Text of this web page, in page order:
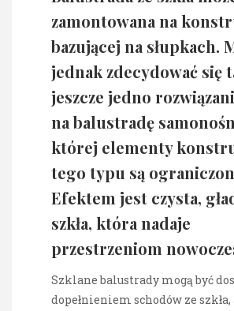
zamontowana na
bazującej na słupkach.
jednak zdecydować się
jeszcze jedno
na balustradę
której elementy
tego typu są
Efektem jest czysta,
szkła, która nadaje
przestrzeniom
Szklane balustrady mogą być
dopełnieniem schodów ze